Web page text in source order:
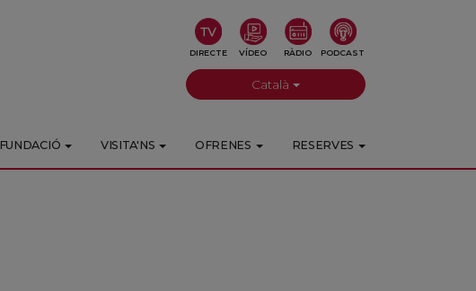
DIRECTE VÍDEO RÀDIO PODCAST
Català
FUNDACIÓ VISITA'NS OFRENES RESERVES